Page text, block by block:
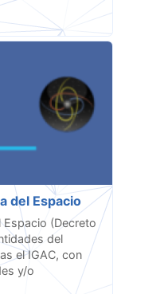
del Espacio
Espacio (Decreto
del
el IGAC, con
y/o